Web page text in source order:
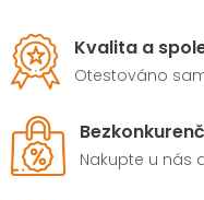
Kvalita a
Otestováno
Nakupte u nás